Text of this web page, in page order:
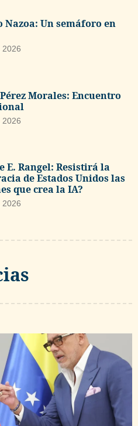
Nazoa: Un semáforo en
2026
Morales: Encuentro
2026
E. Rangel: Resistirá la
de Estados Unidos las
que crea la IA?
2026